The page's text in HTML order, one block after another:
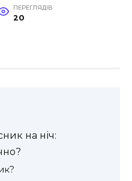
ПЕРЕГЛЯДІВ
20
на ніч: